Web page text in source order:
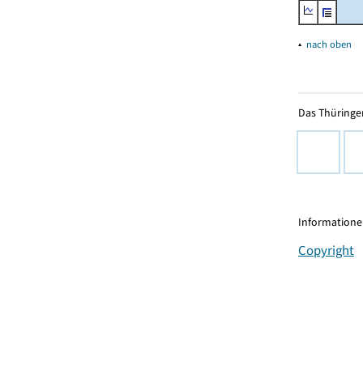
▴ nach oben
Das
Copyright